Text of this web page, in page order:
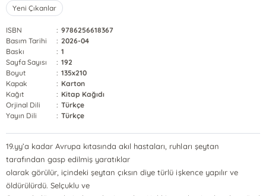
Yeni Çıkanlar
ISBN : 9786256618367
Basım Tarihi
: 2026-04
Baskı
: 1
Sayfa Sayısı
: 192
Boyut
: 135x210
Kapak
: Karton
Kağıt
: Kitap Kağıdı
Orjinal Dili
: Türkçe
Yayın Dili
: Türkçe
19.yy’a kadar Avrupa kıtasında akıl hastaları, ruhları şeytan
tarafından gasp edilmiş yaratıklar
olarak görülür, içindeki şeytan çıksın diye türlü işkence yapılır ve
öldürülürdü. Selçuklu ve